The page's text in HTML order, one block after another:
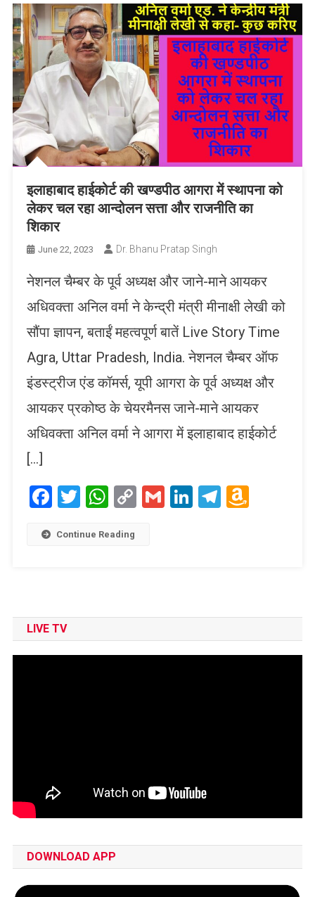
इलाहाबाद हाईकोर्ट की खण्डपीठ आगरा में स्थापना को
लेकर चल रहा आन्दोलन सत्ता और राजनीति का
शिकार
June 22, 2023 Dr. Bhanu Pratap Singh
नेशनल चैम्बर के पूर्व अध्यक्ष और जाने-माने आयकर
अधिवक्ता अनिल वर्मा ने केन्द्री मंत्री मीनाक्षी लेखी को
सौंपा ज्ञापन, बताईं महत्वपूर्ण बातें Live Story Time
Agra, Uttar Pradesh, India. नेशनल चैम्बर ऑफ
इंडस्ट्रीज एंड कॉमर्स, यूपी आगरा के पूर्व अध्यक्ष और
आयकर प्रकोष्ठ के चेयरमैनस जाने-माने आयकर
अधिवक्ता अनिल वर्मा ने आगरा में इलाहाबाद हाईकोर्ट
[…]
Facebook
Twitter
WhatsApp
CopyGmailLinkedIn
Telegram
Continue Reading
LIVE TV
DOWNLOAD APP